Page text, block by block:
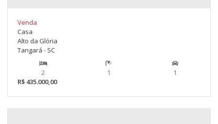
Venda
Casa
Alto da Glória
Tangará - SC
2 1
1
R$ 435.000,00